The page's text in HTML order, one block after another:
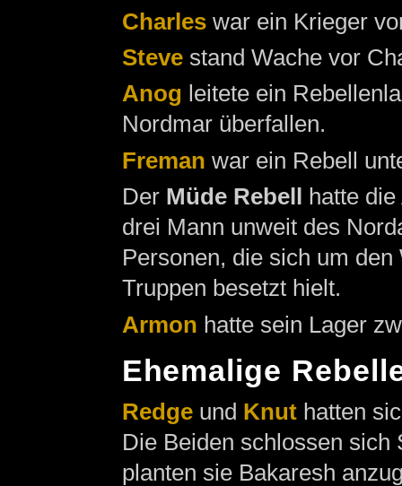
Charleswar ein Krieger
Stevestand Wache vor
Anog leitete ein
Nordmar überfallen.
Freman war ein Rebell
Der Müde Rebell hatte
drei Mann unweit des
Personen, die sich um
Truppen besetzt hielt.
Armon hatte sein Lager
Ehemalige
Redgeund Knuthatten
Die Beiden schlossen
planten sie Bakaresh